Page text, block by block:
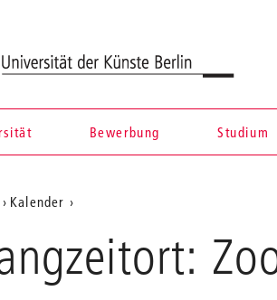
der Künste Berlin
&
Bewerbung Studium
Kalender
Zoom+Focus